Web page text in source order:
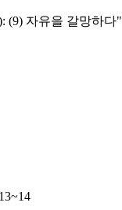
(9) 자유을 갈망하다"